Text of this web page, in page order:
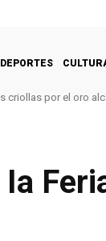
DEPORTES
criollas por el oro